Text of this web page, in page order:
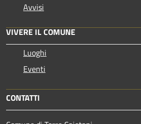
Avvisi
VIVERE IL COMUNE
Luoghi
Eventi
CONTATTI